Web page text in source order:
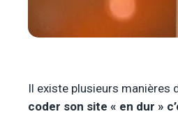
Il existe plusieurs manières
coder son site « en dur »